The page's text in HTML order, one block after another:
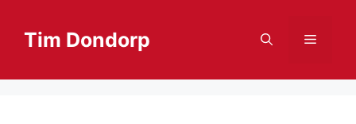
naarTim Dondorp Menu